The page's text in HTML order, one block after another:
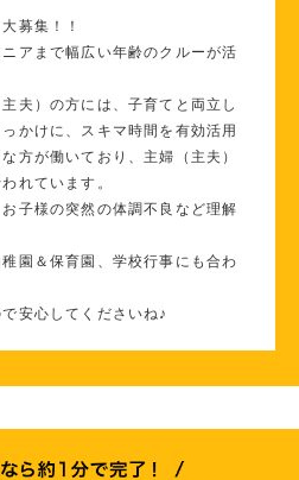
募集！！
アまで幅広い年齢のクルーが活
夫）の方には、子育てと両立し
かけに、スキマ時間を有効活用
方が働いており、主婦（主夫）
れています。
子様の突然の体調不良など理解
園＆保育園、学校行事にも合わ
安心してくださいね♪